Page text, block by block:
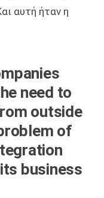
αυτή ήταν η
need to
outside
of
business